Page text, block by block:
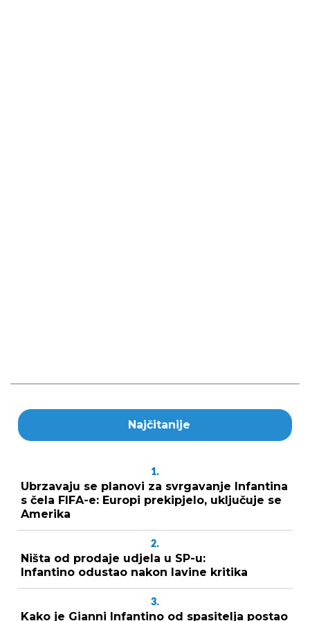
Najčitanije
1.
Ubrzavaju se planovi za svrgavanje Infantina
s čela FIFA-e: Europi prekipjelo, uključuje se
Amerika
2.
Ništa od prodaje udjela u SP-u:
Infantino odustao nakon lavine kritika
3.
Kako je Gianni Infantino od spasitelja postao